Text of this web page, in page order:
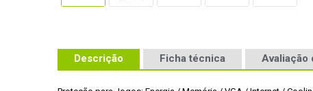
Descrição Ficha técnica Avaliação